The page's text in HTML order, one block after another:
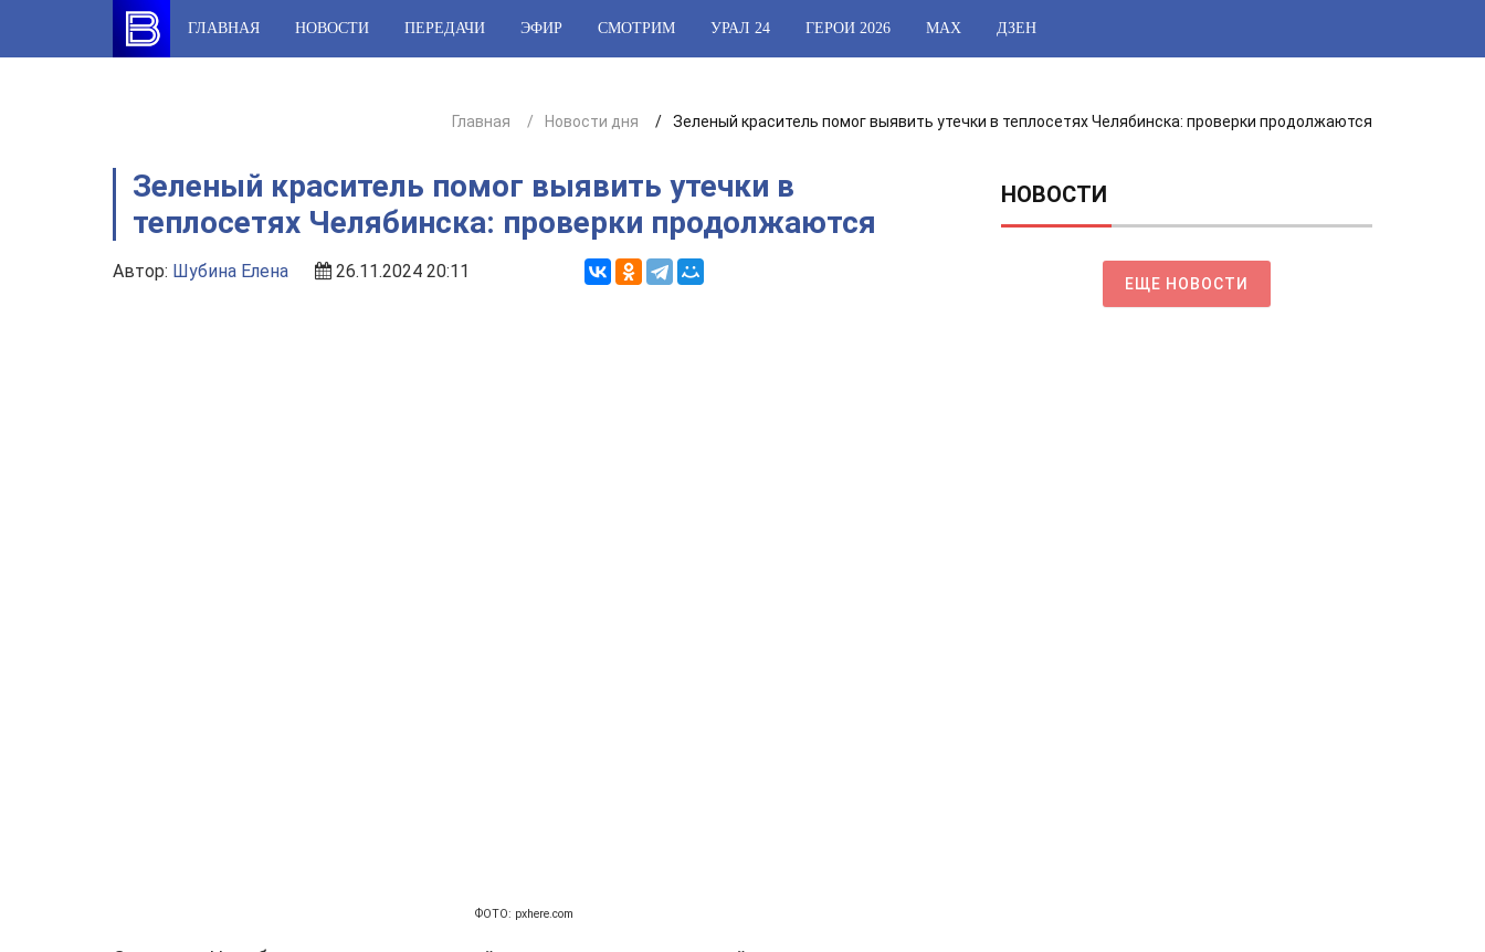
content
ГЛАВНАЯ НОВОСТИ ПЕРЕДАЧИ ЭФИР СМОТРИМ УРАЛ 24 ГЕРОИ 2026 МАХ ДЗЕН
Главная Новости дня Зеленый краситель помог выявить утечки в теплосетях Челябинска: проверки продолжаются
Зеленый краситель помог выявить утечки в
теплосетях Челябинска: проверки продолжаются
Автор: Шубина Елена 26.11.2024 20:11
ФОТО: pxhere.com
НОВОСТИ
ЕЩЕ НОВОСТИ